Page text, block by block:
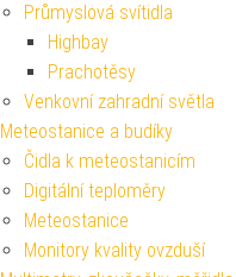
Průmyslová svítidla
Highbay
Prachotěsy
Venkovní zahradní světla
Meteostanice a budíky
Čidla k meteostanicím
Digitální teploměry
Meteostanice
Monitory kvality ovzduší